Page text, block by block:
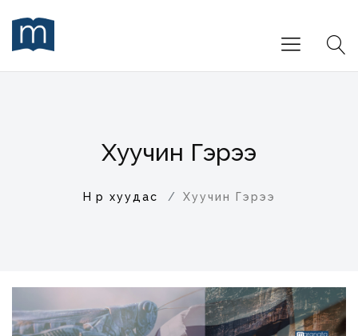
Хуучин Гэрээ
Нүүр хуудас Хуучин Гэрээ